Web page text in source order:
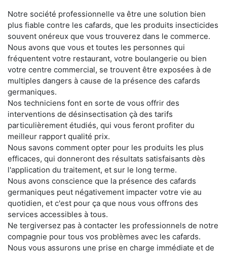
Notre société professionnelle va être une solution bien
plus fiable contre les cafards, que les produits insecticides
souvent onéreux que vous trouverez dans le commerce.
Nous avons que vous et toutes les personnes qui
fréquentent votre restaurant, votre boulangerie ou bien
votre centre commercial, se trouvent être exposées à de
multiples dangers à cause de la présence des cafards
germaniques.
Nos techniciens font en sorte de vous offrir des
interventions de désinsectisation çà des tarifs
particulièrement étudiés, qui vous feront profiter du
meilleur rapport qualité prix.
Nous savons comment opter pour les produits les plus
efficaces, qui donneront des résultats satisfaisants dès
l'application du traitement, et sur le long terme.
Nous avons conscience que la présence des cafards
germaniques peut négativement impacter votre vie au
quotidien, et c'est pour ça que nous vous offrons des
services accessibles à tous.
Ne tergiversez pas à contacter les professionnels de notre
compagnie pour tous vos problèmes avec les cafards.
Nous vous assurons une prise en charge immédiate et de